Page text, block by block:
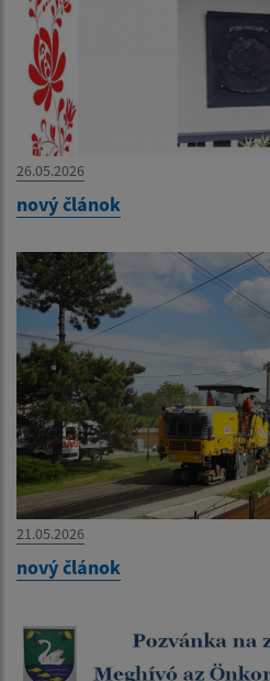
26.05.2026
nový článok
21.05.2026
nový článok